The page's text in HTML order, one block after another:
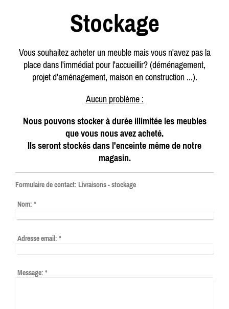
Stockage
Vous souhaitez acheter un meuble mais vous n'avez pas la
place dans l'immédiat pour l'accueillir? (déménagement,
projet d'aménagement, maison en construction ...).
Aucun problème :
Nous pouvons stocker à durée illimitée les meubles
que vous nous avez acheté.
Ils seront stockés dans l'enceinte même de notre
magasin.
Formulaire de contact: Livraisons - stockage
Nom: *
Adresse email: *
Message: *